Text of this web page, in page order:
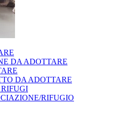
DA ADOTTARE
DA ADOTTARE
RIFUGIO